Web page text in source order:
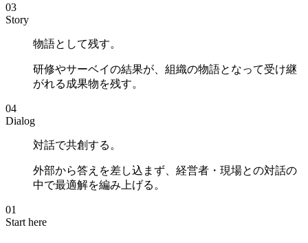
03
Story
物語として残す。
研修やサーベイの結果が、組織の物語となって受け継
がれる成果物を残す。
04
Dialog
対話で共創する。
外部から答えを差し込まず、経営者・現場との対話の
中で最適解を編み上げる。
01
Start here